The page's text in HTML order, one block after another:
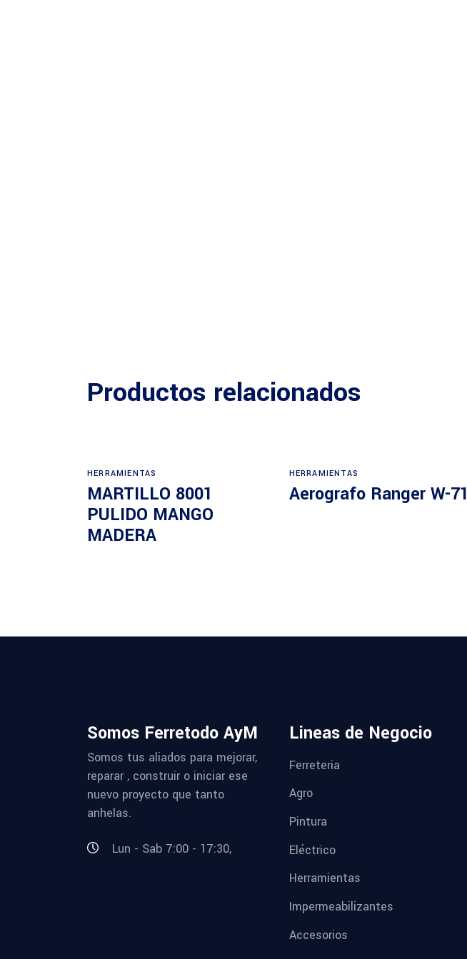
Productos relacionados
HERRAMIENTAS
MARTILLO 8001
PULIDO MANGO
MADERA
HERRAMIENTAS
Aerografo Ranger W-71
Somos Ferretodo AyM
Somos tus aliados para mejorar,
reparar , construir o iniciar ese
nuevo proyecto que tanto
anhelas.
Lun - Sab 7:00 - 17:30,
Lineas de Negocio
Ferreteria
Agro
Pintura
Eléctrico
Herramientas
Impermeabilizantes
Accesorios